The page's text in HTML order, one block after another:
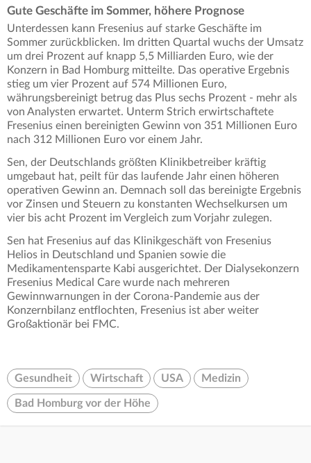
Gute Geschäfte im Sommer, höhere Prognose
Unterdessen kann Fresenius auf starke Geschäfte im
Sommer zurückblicken. Im dritten Quartal wuchs der Umsatz
um drei Prozent auf knapp 5,5 Milliarden Euro, wie der
Konzern in Bad Homburg mitteilte. Das operative Ergebnis
stieg um vier Prozent auf 574 Millionen Euro,
währungsbereinigt betrug das Plus sechs Prozent - mehr als
von Analysten erwartet. Unterm Strich erwirtschaftete
Fresenius einen bereinigten Gewinn von 351 Millionen Euro
nach 312 Millionen Euro vor einem Jahr.
Sen, der Deutschlands größten Klinikbetreiber kräftig
umgebaut hat, peilt für das laufende Jahr einen höheren
operativen Gewinn an. Demnach soll das bereinigte Ergebnis
vor Zinsen und Steuern zu konstanten Wechselkursen um
vier bis acht Prozent im Vergleich zum Vorjahr zulegen.
Sen hat Fresenius auf das Klinikgeschäft von Fresenius
Helios in Deutschland und Spanien sowie die
Medikamentensparte Kabi ausgerichtet. Der Dialysekonzern
Fresenius Medical Care wurde nach mehreren
Gewinnwarnungen in der Corona-Pandemie aus der
Konzernbilanz entflochten, Fresenius ist aber weiter
Großaktionär bei FMC.
Gesundheit Wirtschaft USA Medizin
Bad Homburg vor der Höhe